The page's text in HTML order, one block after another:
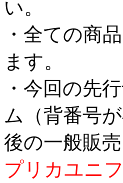
い。
・全ての商
ます。
・今回の先
ム（背番号
後の一般販
プリカユニ